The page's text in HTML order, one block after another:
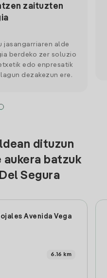
zaituzten
jasangarriaren alde
berdeko zer soluzio
edo enpresatik
dezakezun ere.
dituzun
batzuk
Segura
Avenida Vega
6.16 km